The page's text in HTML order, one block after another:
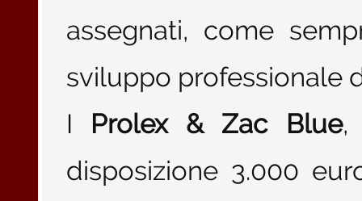
assegnati, come
sviluppo professionale
I Prolex & Zac Blue,
disposizione 3.000